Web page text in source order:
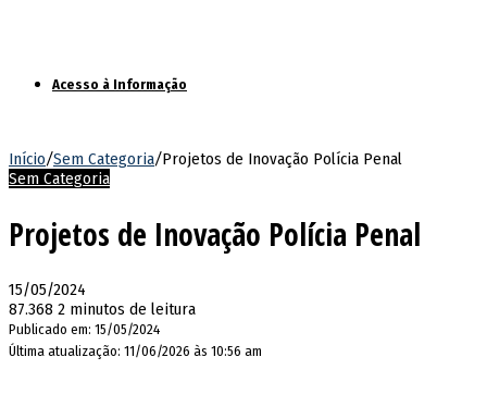
Acesso à Informação
Início/Sem Categoria/Projetos de Inovação Polícia Penal
Sem Categoria
Projetos de Inovação Polícia Penal
15/05/2024
87.368 2 minutos de leitura
Publicado em: 15/05/2024
Última atualização: 11/06/2026 às 10:56 am